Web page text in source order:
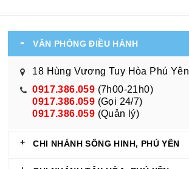
VĂN PHÒNG ĐIỀU HÀNH
18 Hùng Vương Tuy Hòa Phú Yên
0917.386.059 (7h00-21h0)
0917.386.059 (Gọi 24/7)
0917.386.059 (Quản lý)
CHI NHÁNH SÔNG HINH, PHÚ YÊN